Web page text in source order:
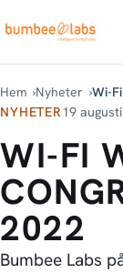
Hem Nyheter Wi-
NYHETER19
WI-FI
2022
Bumbee Labs